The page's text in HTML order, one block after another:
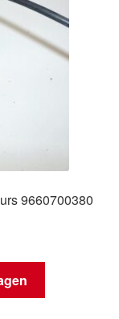
9660700380